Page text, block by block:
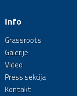
Info
Grassroots
Galerije
Video
Press sekcija
Kontakt